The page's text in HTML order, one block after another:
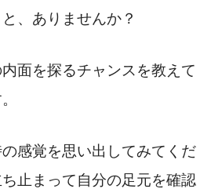
、ありませんか？
面を探るチャンスを教えて
感覚を思い出してみてくだ
止まって自分の足元を確認